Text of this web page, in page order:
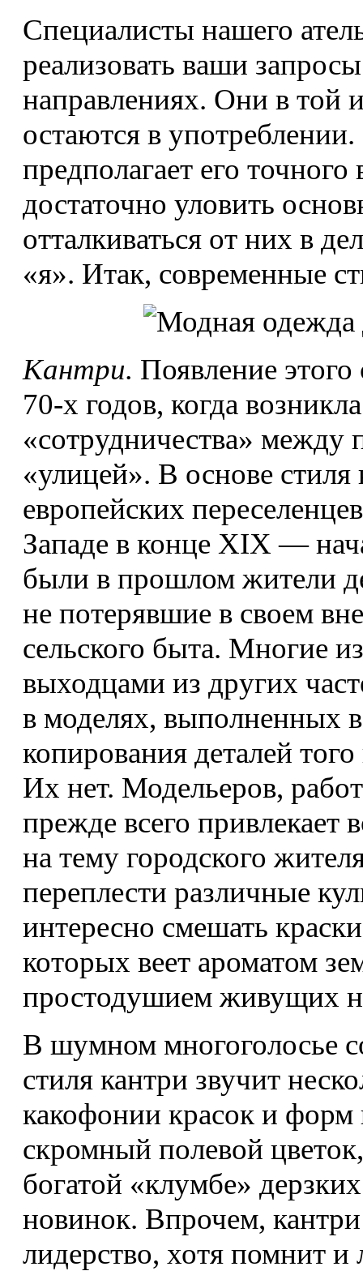
Специалисты нашего
реализовать ваши
направлениях. Они в той
остаются в
предполагает его
достаточно уловить
отталкиваться от них в
«я». Итак, современные
Кантри. Появление
70-х годов, когда
«сотрудничества»
«улицей». В основе
европейских
Западе в конце XIX —
были в прошлом жители
не потерявшие в своем
сельского быта. Многие
выходцами из других
в моделях, выполненных
копирования деталей
Их нет. Модельеров,
прежде всего привлекает
на тему городского
переплести различные
интересно смешать
которых веет ароматом
простодушием живущих
В шумном многоголосье
стиля кантри звучит
какофонии красок и
скромный полевой
богатой «клумбе»
новинок. Впрочем,
лидерство, хотя помнит